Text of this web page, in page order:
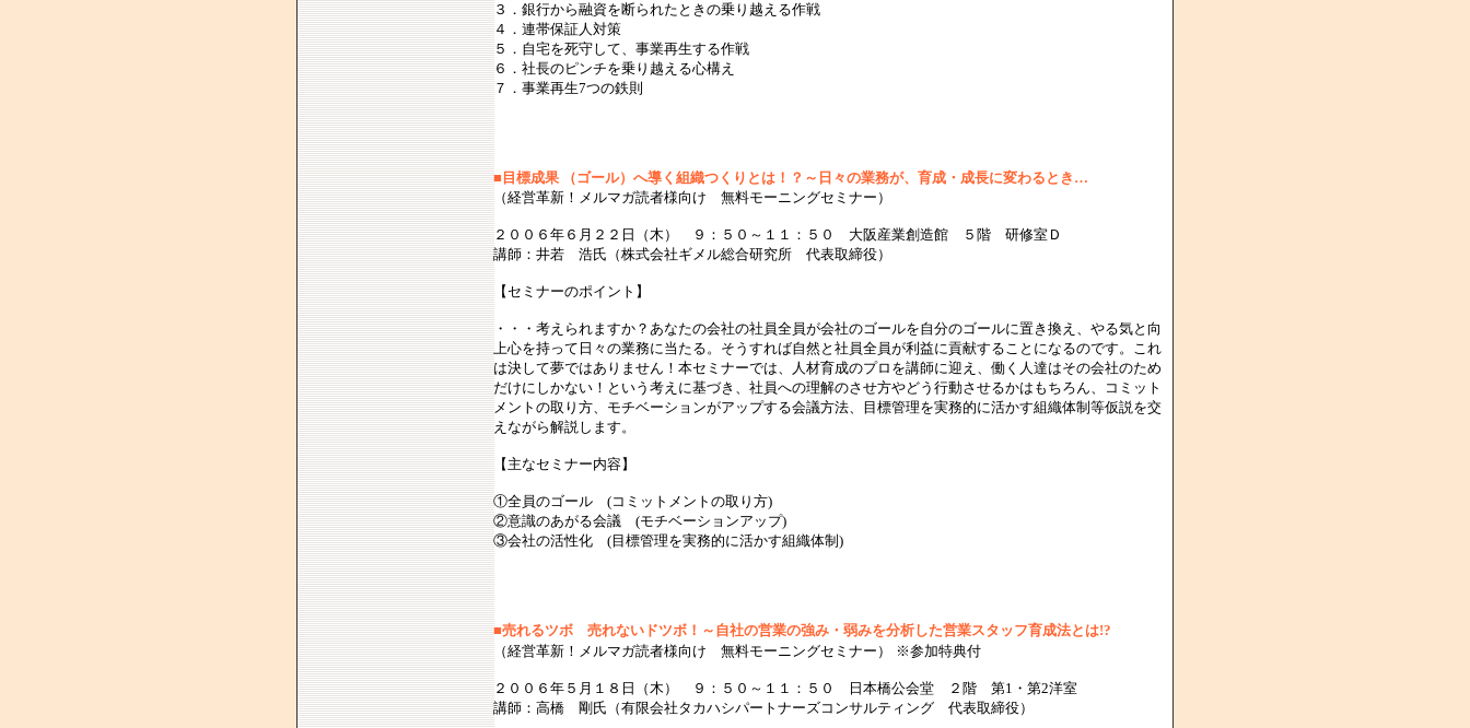
３．銀行から融資を断られたときの乗り越える作戦
４．連帯保証人対策
５．自宅を死守して、事業再生する作戦
６．社長のピンチを乗り越える心構え
７．事業再生7つの鉄則
■ 目標成果 （ゴール）へ導く組織つくりとは！？～日々の業務が、育成・成長に変わるとき…
（経営革新！メルマガ読者様向け 無料モーニングセミナー）
２００６年６月２２日（木） ９：５０～１１：５０ 大阪産業創造館 ５階 研修室Ｄ
講師：井若 浩氏（株式会社ギメル総合研究所 代表取締役）
【セミナーのポイント】
・・・考えられますか？ あなたの会社の社員全員が会社のゴールを自分のゴールに置き換え、やる気と向
上心を持って日々の業務に当たる。そうすれば自然と社員全員が利益に貢献することになるのです。これ
は決して夢ではありません！本セミナーでは、人材育成のプロを講師に迎え、働く人達はその会社のため
だけにしかない！という考えに基づき、社員への理解のさせ方やどう行動させるかはもちろん、コミット
メントの取り方、モチベーションがアップする会議方法、目標管理を実務的に活かす組織体制等仮説を交
えながら解説します。
【主なセミナー内容】
①全員のゴール (コミットメントの取り方)
②意識のあがる会議 (モチベーションアップ)
③会社の活性化 (目標管理を実務的に活かす組織体制)
■売れるツボ 売れないドツボ！～自社の営業の強み・弱みを分析した営業スタッフ育成法とは!?
（経営革新！メルマガ読者様向け 無料モーニングセミナー）
※参加特典付
２００６年５月１８日（木） ９：５０～１１：５０
日本橋公会堂 ２階 第1・第2洋室
講師：高橋 剛氏（有限会社タカハシパートナーズコンサルティング 代表取締役）